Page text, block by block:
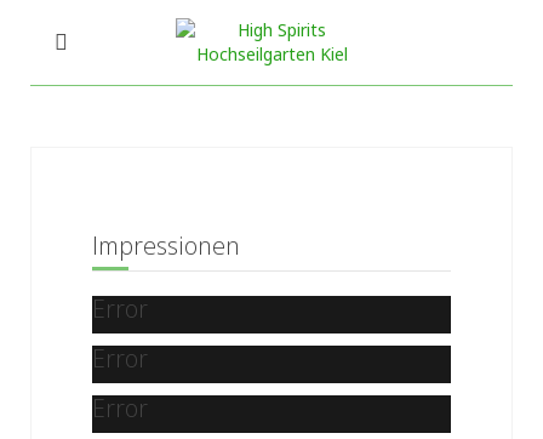
Impressionen
Error
Error
Error